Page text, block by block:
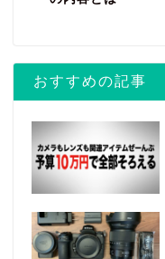
おすすめの記事